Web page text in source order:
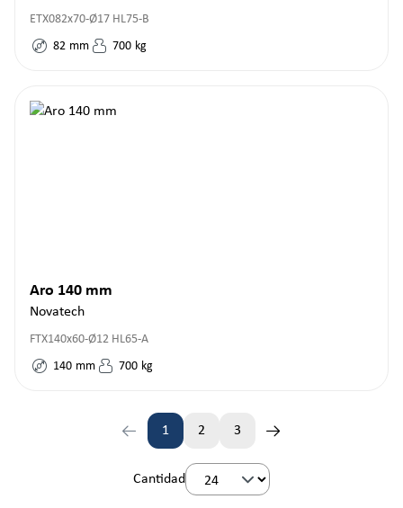
ETX082x70-Ø17 HL75-B
82 mm 700 kg
Aro 140 mm
Novatech
FTX140x60-Ø12 HL65-A
140 mm 700 kg
Página
1 2
Página
3
Cantidad